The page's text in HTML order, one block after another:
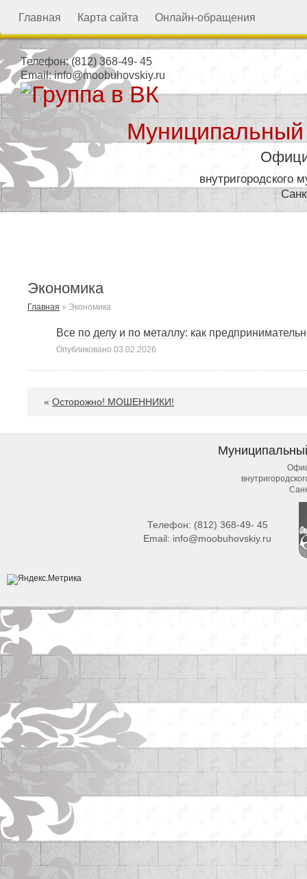
Главная Карта сайта Онлайн-обращения
Телефон:(812) 368-49- 45
Email:info@moobuhovskiy.ru
внутригородского
Экономика
Главная » Экономика
Все по делу и по металлу: как
Опубликовано 03.02.2026
« Осторожно! МОШЕННИКИ!
Телефон: (812) 368-49- 45
Email: info@moobuhovskiy.ru